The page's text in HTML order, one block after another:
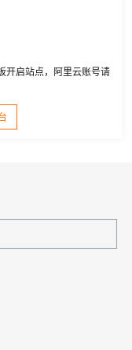
开启站点，阿里云账号请